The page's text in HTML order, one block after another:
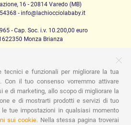
16 - 20814 Varedo (MB)
- info@lachiocciolababy.it
- Cap. Soc. i.v. 10.200,00 euro
Monza Brianza
PRODOTTI
Auto A casa Pappa
Nanna
Abbigliamento Gioco
Gift card
regalo Camerette
Promozioni
Marchi
tecnici e funzionali per migliorare la tua
Con il tuo consenso vorremmo attivare
e di marketing, allo scopo di migliorare la
e di mostrarti prodotti e servizi di tuo
tue impostazioni in qualsiasi momento
sui cookie.Nella stessa pagina troverai